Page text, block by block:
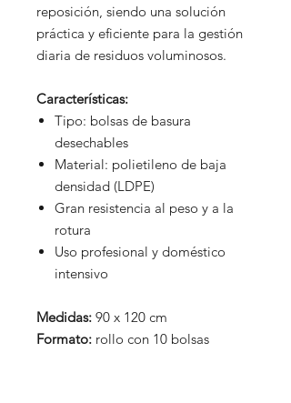
reposición, siendo una solución
práctica y eficiente para la gestión
diaria de residuos voluminosos.
Características:
Tipo: bolsas de basura
desechables
Material: polietileno de baja
densidad (LDPE)
Gran resistencia al peso y a la
rotura
Uso profesional y doméstico
intensivo
Medidas: 90 x 120 cm
Formato: rollo con 10 bolsas